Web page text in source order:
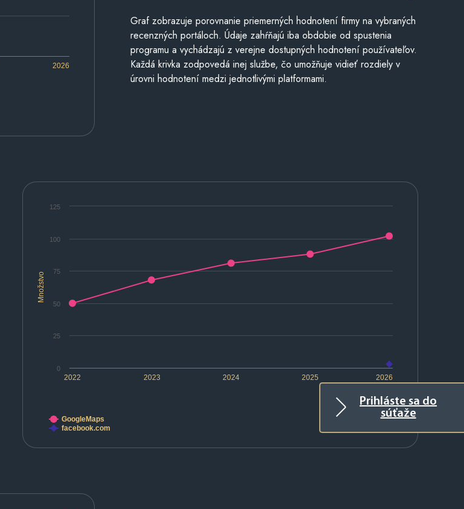
Prihláste sa do
súťaže
2026
Graf zobrazuje porovnanie priemerných hodnotení firmy na vybraných
recenzných portáloch. Údaje zahŕňajú iba obdobie od spustenia
programu a vychádzajú z verejne dostupných hodnotení používateľov.
Každá krivka zodpovedá inej službe, čo umožňuje vidieť rozdiely v
úrovni hodnotení medzi jednotlivými platformami.
Množstvo
2022 2023 2024 2025 2026
0
25
50
75
100
125
GoogleMaps
facebook.com